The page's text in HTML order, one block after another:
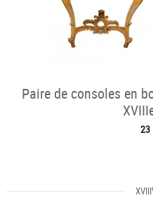
Paire de consoles en
23
XVIII